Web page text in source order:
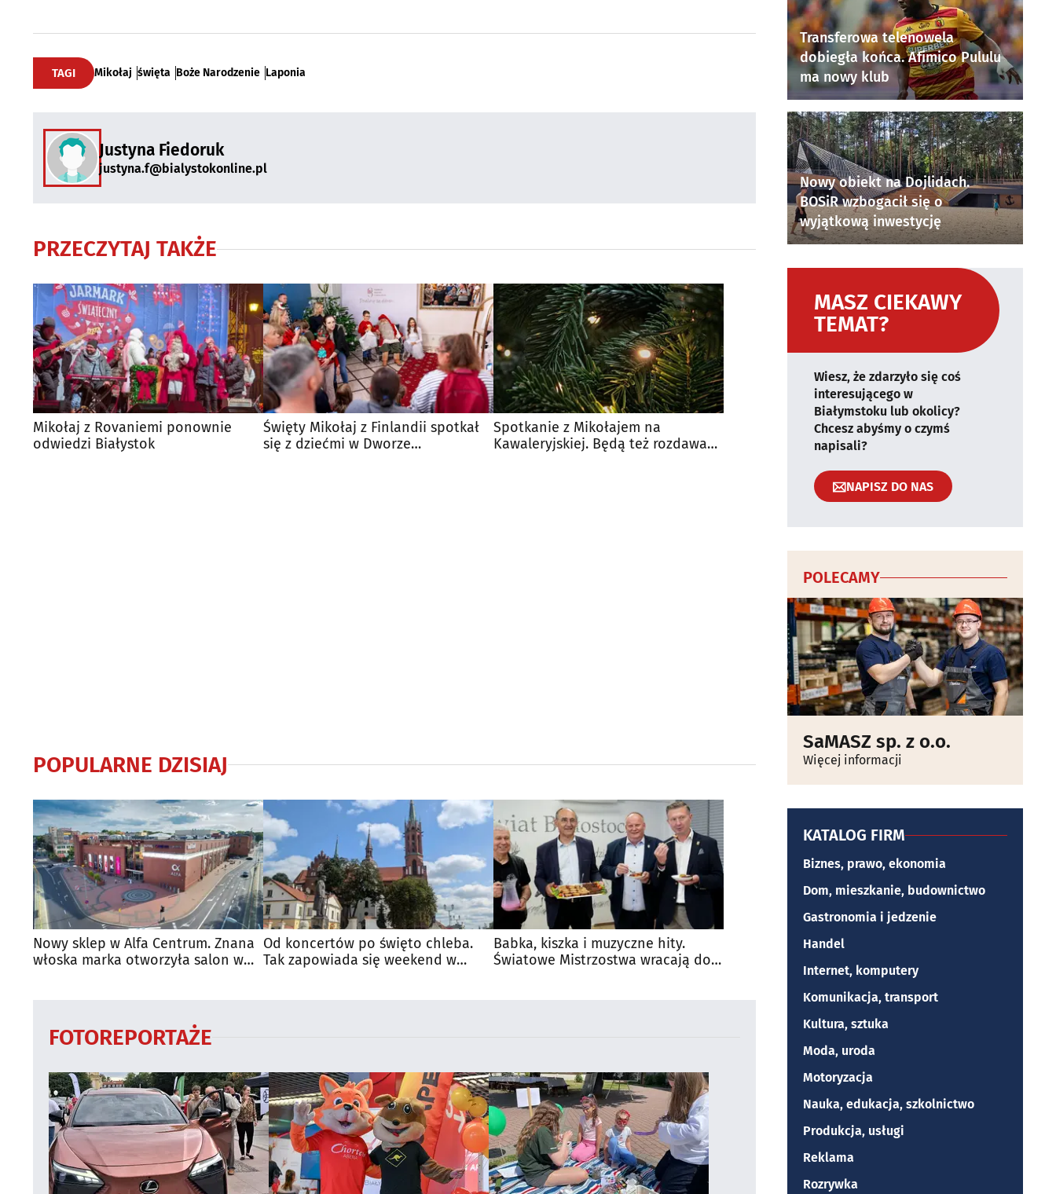
TAGI Mikołaj święta Boże Narodzenie Laponia
Justyna Fiedoruk
justyna.f@bialystokonline.pl
PRZECZYTAJ TAKŻE
Mikołaj z Rovaniemi ponownie
odwiedzi Białystok
Święty Mikołaj z Finlandii spotkał
się z dziećmi w Dworze
Spotkanie z Mikołajem na
Kawaleryjskiej. Będą też rozdawać
POPULARNE DZISIAJ
Nowy sklep w Alfa Centrum. Znana
włoska marka otworzyła salon w
Od koncertów po święto chleba.
Tak zapowiada się weekend w
Babka, kiszka i muzyczne hity.
Światowe Mistrzostwa wracają do
FOTOREPORTAŻE
Transferowa telenowela
dobiegła końca. Afimico Pululu
ma nowy klub
Nowy obiekt na Dojlidach.
BOSiR wzbogacił się o
wyjątkową inwestycję
MASZ CIEKAWY
TEMAT?
Wiesz, że zdarzyło się coś
interesującego w
Białymstoku lub okolicy?
Chcesz abyśmy o czymś
napisali?
NAPISZ DO NAS
POLECAMY
SaMASZ sp. z o.o.
Więcej informacji
KATALOG FIRM
Biznes, prawo, ekonomia
Dom, mieszkanie, budownictwo
Gastronomia i jedzenie
Handel
Internet, komputery
Komunikacja, transport
Kultura, sztuka
Moda, uroda
Motoryzacja
Nauka, edukacja, szkolnictwo
Produkcja, usługi
Reklama
Rozrywka